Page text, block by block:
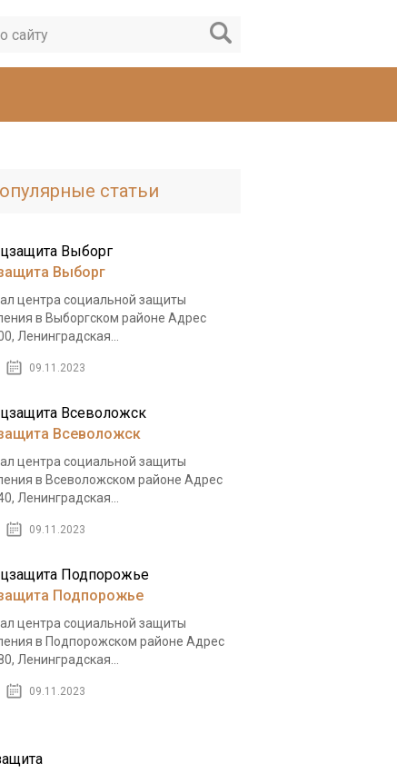
статьи
Выборг
центра социальной защиты
в Выборгском районе Адрес
Ленинградская...
09.11.2023
Всеволожск
центра социальной защиты
в Всеволожском районе Адрес
Ленинградская...
09.11.2023
Подпорожье
центра социальной защиты
в Подпорожском районе Адрес
Ленинградская...
09.11.2023